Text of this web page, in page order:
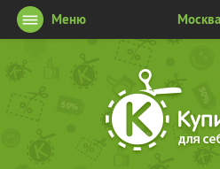
Меню Москва